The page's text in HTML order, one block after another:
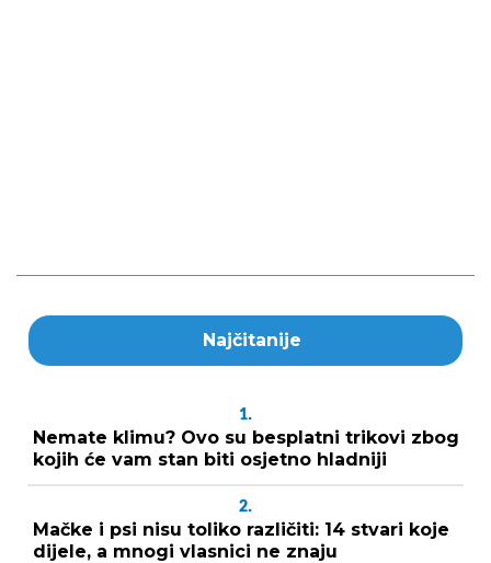
Najčitanije
1.
Nemate klimu? Ovo su besplatni trikovi zbog
kojih će vam stan biti osjetno hladniji
2.
Mačke i psi nisu toliko različiti: 14 stvari koje
dijele, a mnogi vlasnici ne znaju